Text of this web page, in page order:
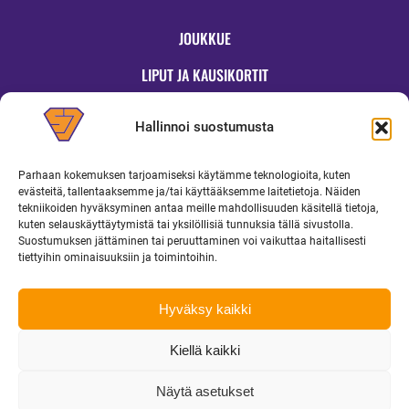
Hallinnoi suostumusta
Parhaan kokemuksen tarjoamiseksi käytämme teknologioita, kuten
evästeitä, tallentaaksemme ja/tai käyttääksemme laitetietoja. Näiden
tekniikoiden hyväksyminen antaa meille mahdollisuuden käsitellä tietoja,
kuten selauskäyttäytymistä tai yksilöllisiä tunnuksia tällä sivustolla.
Suostumuksen jättäminen tai peruuttaminen voi vaikuttaa haitallisesti
tiettyihin ominaisuuksiin ja toimintoihin.
Hyväksy kaikki
Kiellä kaikki
Näytä asetukset
JOUKKUE
LIPUT JA KAUSIKORTIT
OTTELUINFO
UUTISET
YRITYKSILLE
MEDIALLE
toimisto@superjymy.fi|Tietosuojaseloste